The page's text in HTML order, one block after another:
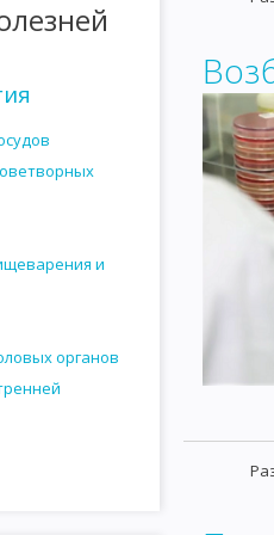
ВИРУСОГЕНЕТИЧЕСКАЯ ТЕОРИЯ
ПАТОГЕННЫЕ
САНИТАРНО-
ИССЛЕДОВАНИЕ ВОДЫ
ИССЛЕДОВАНИЕ ПОЧВЫ
МОЛОЧНЫХ ПРОДУКТОВ
И СИРОПОВ САНИТАРНО-
И ХИРУРГИЧЕСКОГО
и
органов